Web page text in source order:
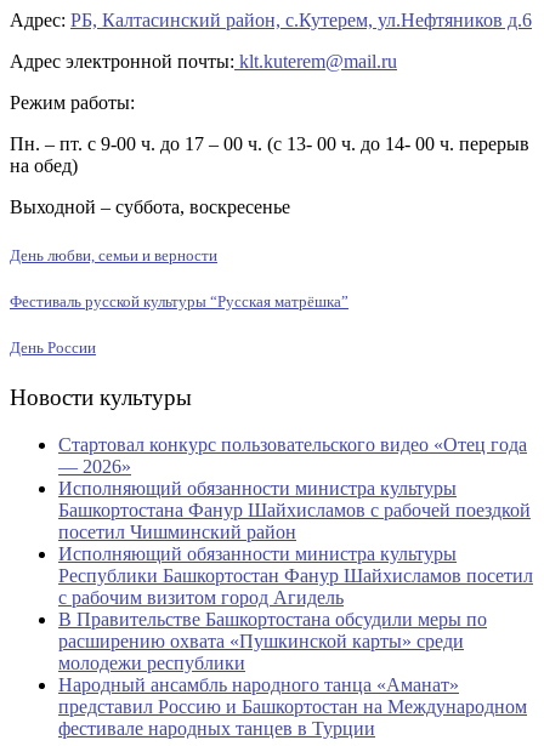
Адрес: РБ, Калтасинский район, с.Кутерем, ул.Нефтяников д.6
Адрес электронной почты: klt.kuterem@mail.ru
Режим работы:
Пн. – пт. с 9-00 ч. до 17 – 00 ч. (с 13- 00 ч. до 14- 00 ч. перерыв
на обед)
Выходной – суббота, воскресенье
День любви, семьи и верности
Фестиваль русской культуры “Русская матрёшка”
День России
Новости культуры
Стартовал конкурс пользовательского видео «Отец года
— 2026»
Исполняющий обязанности министра культуры
Башкортостана Фанур Шайхисламов с рабочей поездкой
посетил Чишминский район
Исполняющий обязанности министра культуры
Республики Башкортостан Фанур Шайхисламов посетил
с рабочим визитом город Агидель
В Правительстве Башкортостана обсудили меры по
расширению охвата «Пушкинской карты» среди
молодежи республики
Народный ансамбль народного танца «Аманат»
представил Россию и Башкортостан на Международном
фестивале народных танцев в Турции